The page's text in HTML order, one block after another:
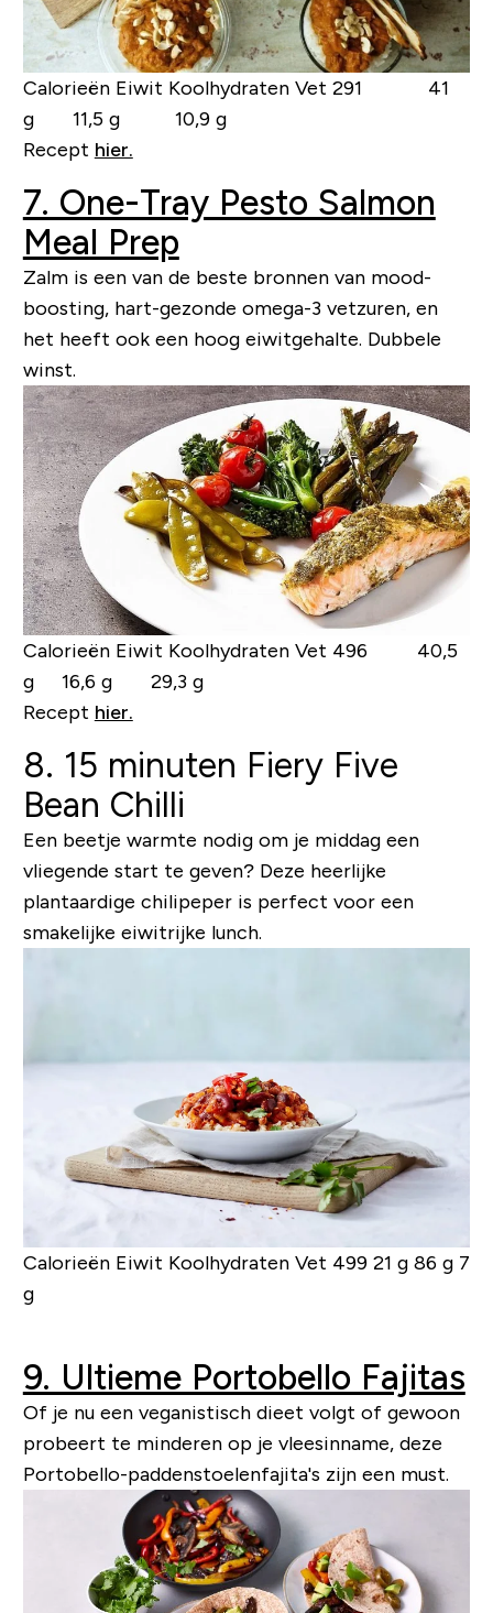
Calorieën Eiwit Koolhydraten Vet 291 41
g 11,5 g 10,9 g
Recept hier.
7. One-Tray Pesto Salmon
Meal Prep
Zalm is een van de beste bronnen van mood-
boosting, hart-gezonde omega-3 vetzuren, en
het heeft ook een hoog eiwitgehalte. Dubbele
winst.
Calorieën Eiwit Koolhydraten Vet 496 40,5
g 16,6 g 29,3 g
Recept hier.
8. 15 minuten Fiery Five
Bean Chilli
Een beetje warmte nodig om je middag een
vliegende start te geven? Deze heerlijke
plantaardige chilipeper is perfect voor een
smakelijke eiwitrijke lunch.
Calorieën Eiwit Koolhydraten Vet 499 21 g 86 g 7
g
9. Ultieme Portobello Fajitas
Of je nu een veganistisch dieet volgt of gewoon
probeert te minderen op je vleesinname, deze
Portobello-paddenstoelenfajita's zijn een must.